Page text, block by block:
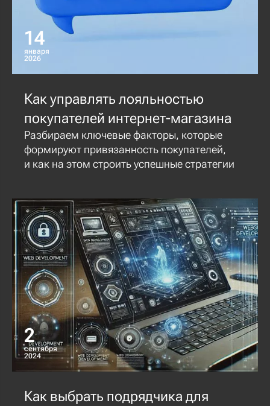
14
января
2026
Как управлять лояльностью
покупателей интернет-магазина
Разбираем ключевые факторы, которые
формируют привязанность покупателей,
и как на этом строить успешные стратегии
2
сентября
2024
Как выбрать подрядчика для